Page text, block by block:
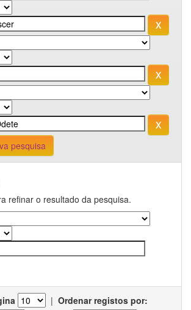
pesquisa
refinar o resultado da pesquisa.
| Ordenar registos por: